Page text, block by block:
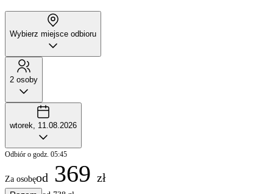
Wybierz miejsce odbioru
2 osoby
wtorek, 11.08.2026
Odbiór o godz. 05:45
Za osobęod 369 zł